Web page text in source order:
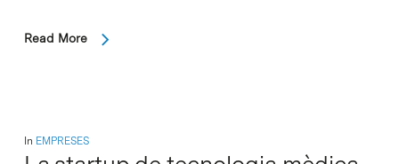
Read More
In EMPRESES